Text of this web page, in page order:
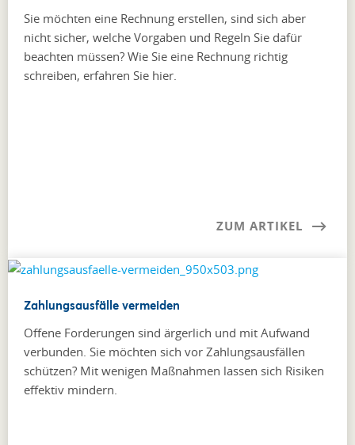
Sie möchten eine Rechnung erstellen, sind sich aber
nicht sicher, welche Vorgaben und Regeln Sie dafür
beachten müssen? Wie Sie eine Rechnung richtig
schreiben, erfahren Sie hier.
ZUM ARTIKEL
Zahlungsausfälle vermeiden
Offene Forderungen sind ärgerlich und mit Aufwand
verbunden. Sie möchten sich vor Zahlungsausfällen
schützen? Mit wenigen Maßnahmen lassen sich Risiken
effektiv mindern.